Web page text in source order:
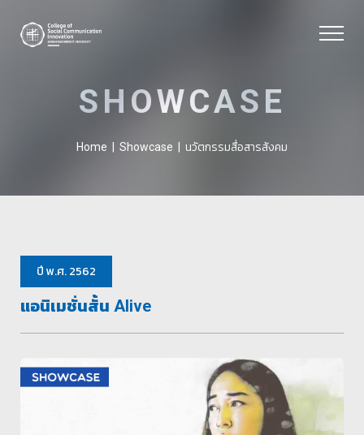
SHOWCASE
Home Showcase นวัตกรรมสื่อสารสังคม
ปี พ.ศ. 2562
แอนิเมชั่นสั้น Alive